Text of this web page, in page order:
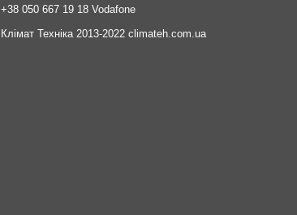
+38 050 667 19 18 Vodafone
Клімат Техніка 2013-2022 climateh.com.ua